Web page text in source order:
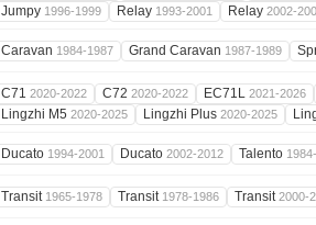
Jumpy 1996-1999 Relay 1993-2001 Relay 2002-
Caravan 1984-1987 Grand Caravan 1987-1989
C71 2020-2022 C72 2020-2022 EC71L 2021-2026
Lingzhi M5 2020-2025 Lingzhi Plus 2020-2025
Ducato 1994-2001 Ducato 2002-2012 Talento
Transit 1965-1978 Transit 1978-1986 Transit2000-